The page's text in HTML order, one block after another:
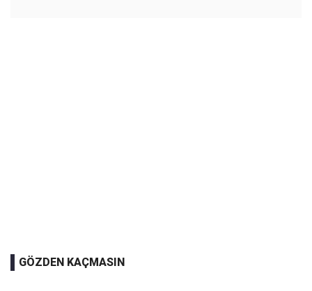
GÖZDEN KAÇMASIN